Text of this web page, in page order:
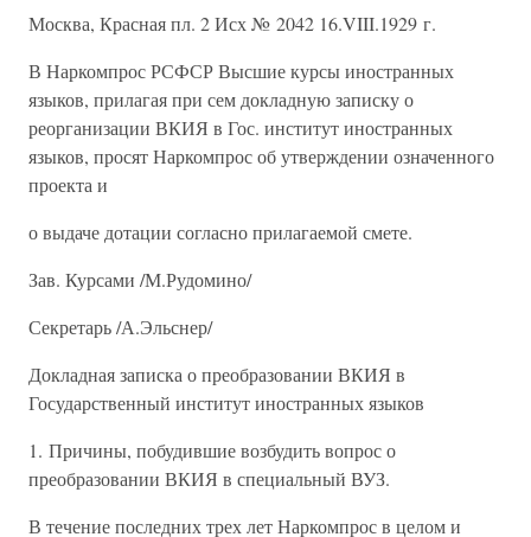
Москва, Красная пл. 2 Исх № 2042 16.VIII.1929 г.
В Наркомпрос РСФСР Высшие курсы иностранных
языков, прилагая при сем докладную записку о
реорганизации ВКИЯ в Гос. институт иностранных
языков, просят Наркомпрос об утверждении означенного
проекта и
о выдаче дотации согласно прилагаемой смете.
Зав. Курсами /М.Рудомино/
Секретарь /А.Эльснер/
Докладная записка о преобразовании ВКИЯ в
Государственный институт иностранных языков
1. Причины, побудившие возбудить вопрос о
преобразовании ВКИЯ в специальный ВУЗ.
В течение последних трех лет Наркомпрос в целом и